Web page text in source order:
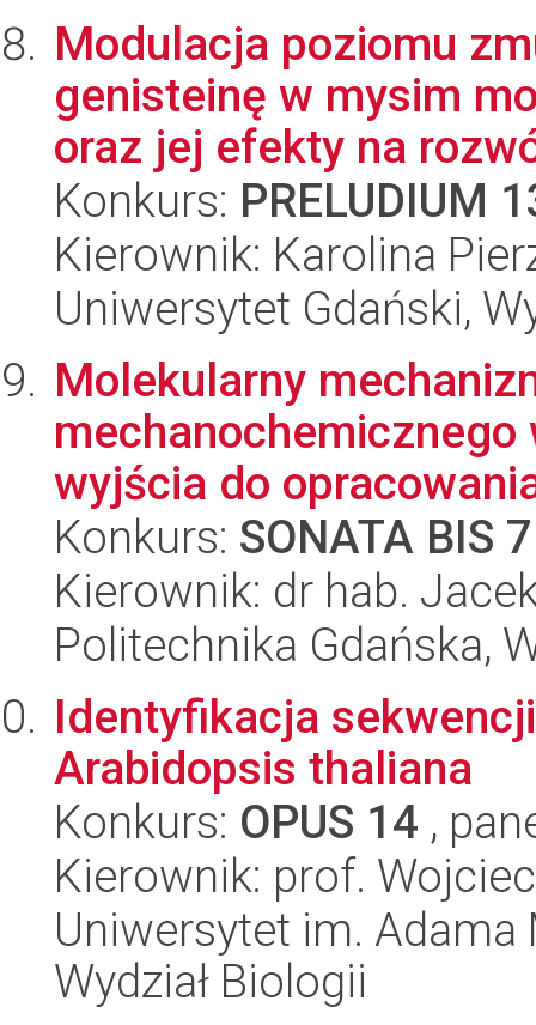
Modulacja poziomu
genisteinę w mysim
oraz jej efekty na
Konkurs: PRELUDIUM
Kierownik: Karolina
Uniwersytet Gdański,
Molekularny
wyjścia do
Konkurs: SONATA BIS 7
Kierownik: dr hab.
Politechnika Gdańska,
Identyfikacja
Arabidopsis thaliana
Konkurs: OPUS 14 ,
Kierownik: prof.
Uniwersytet im.
Wydział Biologii